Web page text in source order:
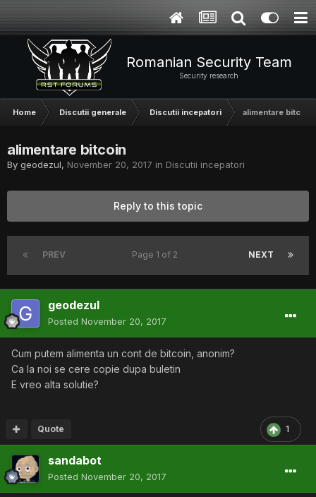
Romanian Security Team
Security research
Home Discutii generale Discutii incepatori alimentare bitcoin
alimentare bitcoin
By geodezul, November 20, 2017 in Discutii incepatori
Reply to this topic
PREV NEXT
Page 1 of 2
geodezul
Posted November 20, 2017
Cum putem alimenta un cont de bitcoin, anonim?
Ca la noi se cere copie dupa buletin
E vreo alta solutie?
1
Quote
sandabot
Posted November 20, 2017